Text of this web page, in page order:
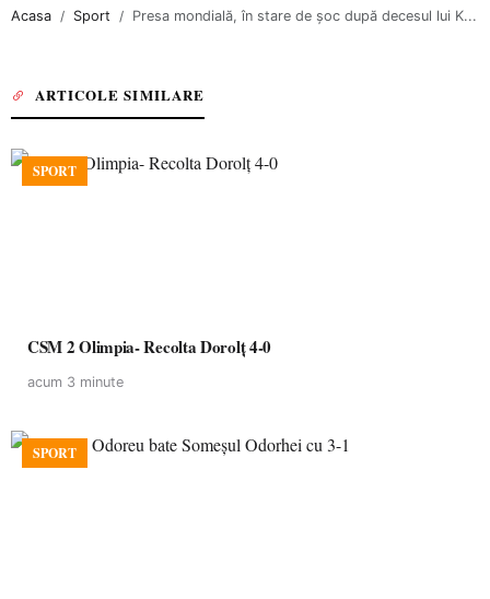
Acasa Sport Presa mondială, în stare de şoc după decesul lui K...
ARTICOLE SIMILARE
SPORT
CSM 2 Olimpia- Recolta Dorolț 4-0
acum 3 minute
SPORT